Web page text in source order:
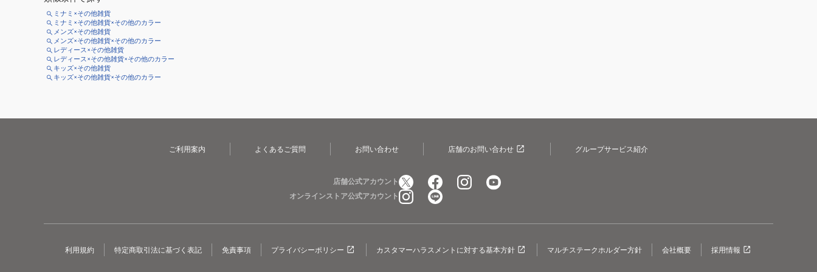
ミナミ×その他雑貨
ミナミ×その他雑貨×その他のカラー
メンズ×その他雑貨
メンズ×その他雑貨×その他のカラー
レディース×その他雑貨
レディース×その他雑貨×その他のカラー
キッズ×その他雑貨
キッズ×その他雑貨×その他のカラー
ご利用案内 よくあるご質問 お問い合わせ 店舗のお問い合わせ グループサービス紹介
店舗公式アカウント
オンラインストア公式アカウント
利用規約 特定商取引法に基づく表記 免責事項 プライバシーポリシー カスタマーハラスメントに対する基本方針 マルチステークホルダー方針 会社概要 採用情報